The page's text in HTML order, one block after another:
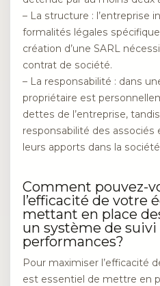
– La structure : l’entreprise
formalités légales
création d’une SARL
contrat de société.
– La responsabilité : dans
propriétaire est
dettes de l’entreprise,
responsabilité des
leurs apports dans la
Comment pouvez-
l’efficacité de votre
mettant en place
un système de suivi
performances?
Pour maximiser l’efficacité
est essentiel de mettre en